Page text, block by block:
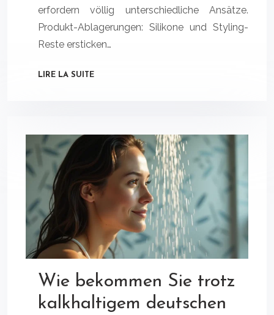
erfordern völlig unterschiedliche Ansätze.
Produkt-Ablagerungen: Silikone und Styling-
Reste ersticken…
LIRE LA SUITE
Wie bekommen Sie trotz
kalkhaltigem deutschen